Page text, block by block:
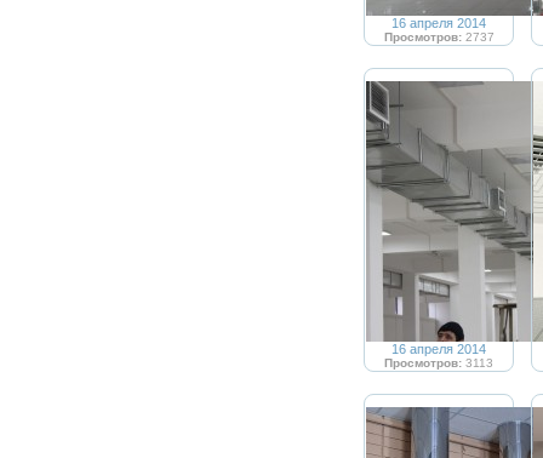
16 апреля 2014
Просмотров:2737
16 апреля 2014
Просмотров: 3113